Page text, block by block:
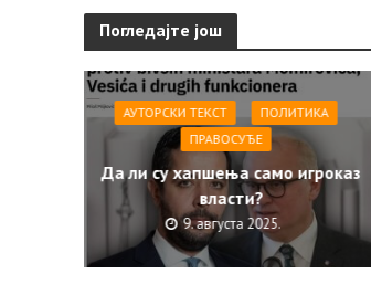
Погледајте још
АУТОРСКИ ТЕКСТ
ПОЛИТИКА
ПРАВОСУЂЕ
Да ли су хапшења само игроказ
власти?
9. августа 2025.